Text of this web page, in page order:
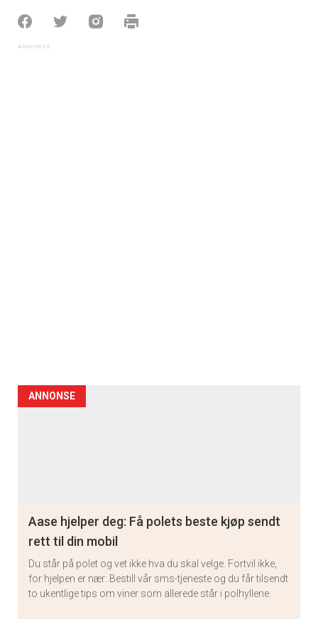
×
Få ukentlige nyhetsbrev fra
ANNONSE
Aase hjelper deg: Få polets beste kjøp sendt
rett til din mobil
Du står på polet og vet ikke hva du skal velge. Fortvil ikke,
for hjelpen er nær: Bestill vår sms-tjeneste og du får tilsendt
to ukentlige tips om viner som allerede står i polhyllene.